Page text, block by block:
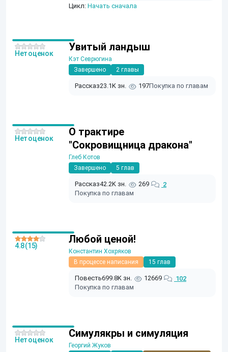
Цикл: Начать сначала
Увитый ландыш
Кэт Севрюгина
Завершено
2 главы
Рассказ23.1K зн. 197Покупка по главам
Нет оценок
О трактире
"Сокровищница дракона"
Глеб Котов
Завершено
5 глав
Рассказ42.2K зн. 269
2
Покупка по главам
Нет оценок
Любой ценой!
Константин Хохряков
В процессе написания
15 глав
Повесть699.8K зн. 12669
102
Покупка по главам
4.8 (15)
Симулякры и симуляция
Георгий Жуков
Нет оценок